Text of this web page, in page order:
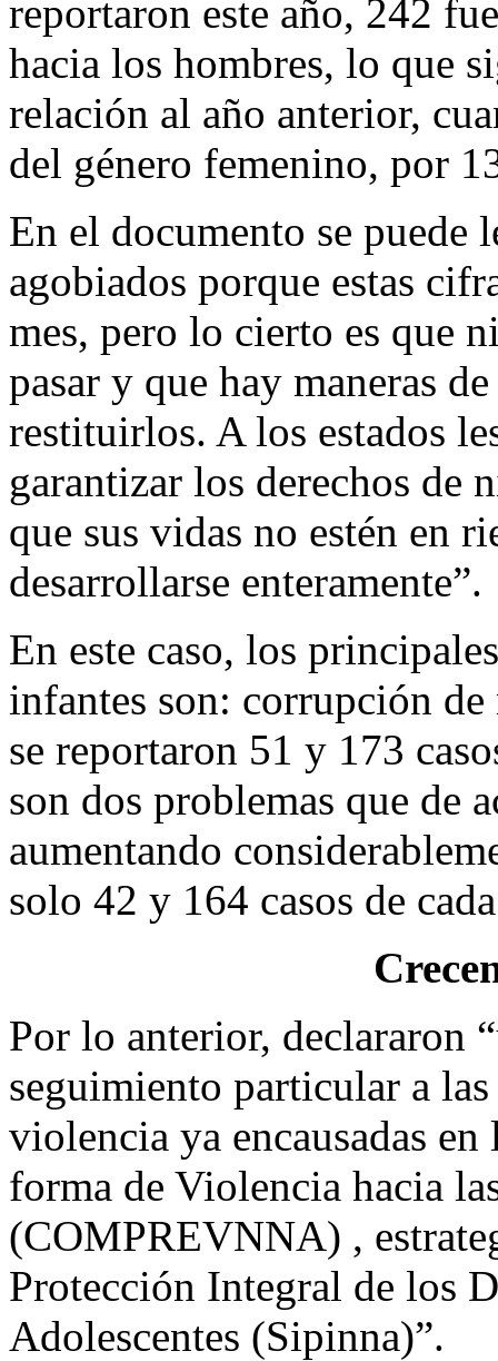
reportaron este año, 242
hacia los hombres, lo que
relación al año anterior,
del género femenino, por
En el documento se puede
agobiados porque estas
mes, pero lo cierto es que
pasar y que hay maneras
restituirlos. A los estados
garantizar los derechos de
que sus vidas no estén en
desarrollarse enteramente”.
En este caso, los
infantes son: corrupción de
se reportaron 51 y 173
son dos problemas que de
aumentando
solo 42 y 164 casos de
Por lo anterior, declararon
seguimiento particular a
violencia ya encausadas
forma de Violencia hacia
(COMPREVNNA) ,
Protección Integral de los
Adolescentes (Sipinna)”.